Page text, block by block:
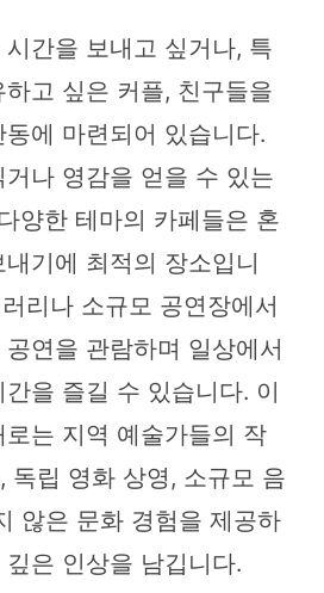
간을 보내고 싶거나, 특
고 싶은 커플, 친구들을
에 마련되어 있습니다.
나 영감을 얻을 수 있는
양한 테마의 카페들은 혼
기에 최적의 장소입니
리나 소규모 공연장에서
연을 관람하며 일상에서
을 즐길 수 있습니다. 이
는 지역 예술가들의 작
독립 영화 상영, 소규모 음
않은 문화 경험을 제공하
은 인상을 남깁니다.